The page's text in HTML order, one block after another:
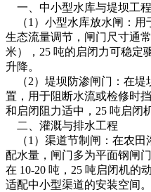
一、中小型水库与堤坝工程
（1）小型水库放水闸：用
生态流量调节，闸门尺寸通
米），25 吨的启闭力可稳定
升降。
（2）堤坝防渗闸门：在堤
置，用于阻断水流或检修时
和启闭阻力适中，25 吨启闭
二、灌溉与排水工程
（1）渠道节制闸：在农田
配水量，闸门多为平面钢闸
在 10-20 吨，25 吨启闭机的
适配中小型渠道的安装空间。